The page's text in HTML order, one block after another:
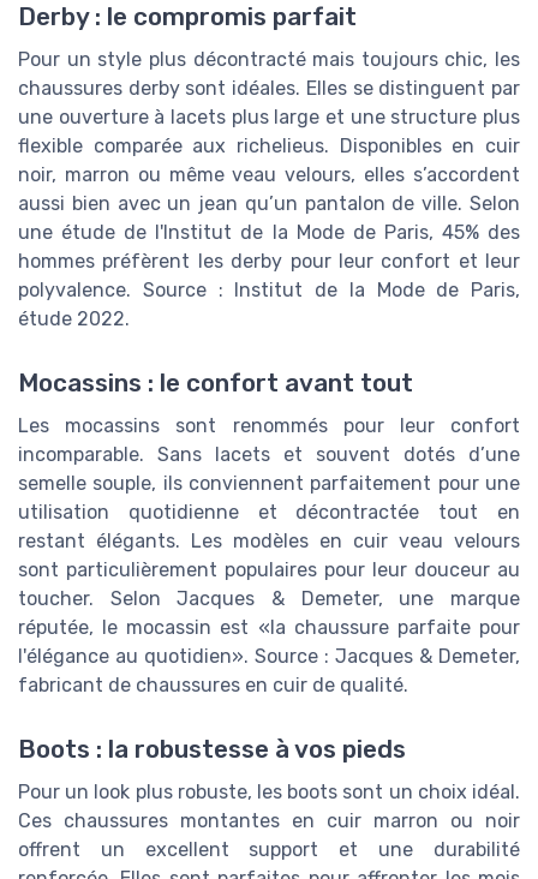
Derby : le compromis parfait
Pour un style plus décontracté mais toujours chic, les
chaussures derby sont idéales. Elles se distinguent par
une ouverture à lacets plus large et une structure plus
flexible comparée aux richelieus. Disponibles en cuir
noir, marron ou même veau velours, elles s’accordent
aussi bien avec un jean qu’un pantalon de ville. Selon
une étude de l'Institut de la Mode de Paris, 45% des
hommes préfèrent les derby pour leur confort et leur
polyvalence. Source : Institut de la Mode de Paris,
étude 2022.
Mocassins : le confort avant tout
Les mocassins sont renommés pour leur confort
incomparable. Sans lacets et souvent dotés d’une
semelle souple, ils conviennent parfaitement pour une
utilisation quotidienne et décontractée tout en
restant élégants. Les modèles en cuir veau velours
sont particulièrement populaires pour leur douceur au
toucher. Selon Jacques & Demeter, une marque
réputée, le mocassin est «la chaussure parfaite pour
l'élégance au quotidien». Source : Jacques & Demeter,
fabricant de chaussures en cuir de qualité.
Boots : la robustesse à vos pieds
Pour un look plus robuste, les boots sont un choix idéal.
Ces chaussures montantes en cuir marron ou noir
offrent un excellent support et une durabilité